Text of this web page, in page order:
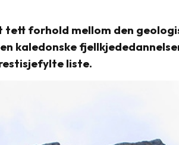
tett forhold mellom den
kaledonske
liste.